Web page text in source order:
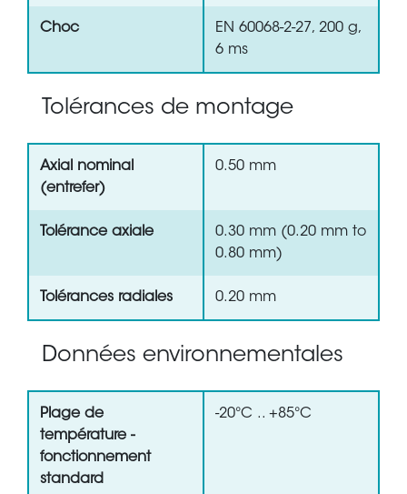
Choc
EN 60068-2-27, 200 g,
6 ms
Tolérances de montage
Axial nominal
(entrefer)
0.50 mm
Tolérance axiale
0.30 mm (0.20 mm to
0.80 mm)
Tolérances radiales 0.20 mm
Données environnementales
Plage de
température -
fonctionnement
standard
-20°C .. +85°C